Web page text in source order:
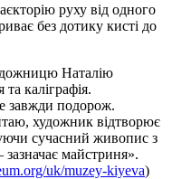
руху від одного
без дотику кисті до
Наталію
каліграфія.
завжди подорож.
художник відтворює
сучасний живопис з
зазначає майстриня».
uk/muzey-kiyeva)